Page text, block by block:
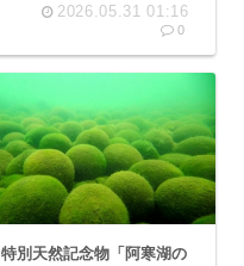
2026.05.31 01:16
0
特別天然記念物「阿寒湖の